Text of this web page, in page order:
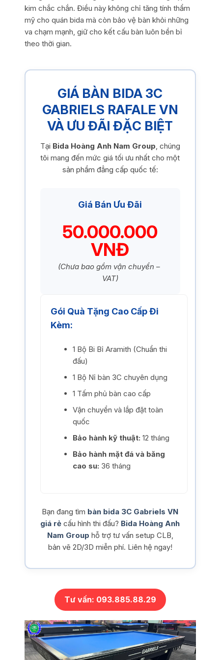
kim chắc chắn. Điều này không chỉ tăng tính thẩm
mỹ cho quán bida mà còn bảo vệ bàn khỏi những
va chạm mạnh, giữ cho kết cấu bàn luôn bền bỉ
theo thời gian.
GIÁ BÀN BIDA 3C
GABRIELS RAFALE VN
VÀ ƯU ĐÃI ĐẶC BIỆT
Tại Bida Hoàng Anh Nam Group , chúng
tôi mang đến mức giá tối ưu nhất cho một
sản phẩm đẳng cấp quốc tế:
Giá Bán Ưu Đãi
50.000.000
VNĐ
(Chưa bao gồm vận chuyển –
VAT)
Gói Quà Tặng Cao Cấp Đi
Kèm:
1 Bộ Bi Bỉ Aramith (Chuẩn thi
đấu)
1 Bộ Nỉ bàn 3C chuyên dụng
1 Tấm phủ bàn cao cấp
Vận chuyển và lắp đặt toàn
quốc
Bảo hành kỹ thuật: 12 tháng
Bảo hành mặt đá và băng
cao su: 36 tháng
Bạn đang tìm bàn bida 3C Gabriels VN
giá rẻ cấu hình thi đấu? Bida Hoàng Anh
Nam Group hỗ trợ tư vấn setup CLB,
bản vẽ 2D/3D miễn phí. Liên hệ ngay!
Tư vấn: 093.885.88.29